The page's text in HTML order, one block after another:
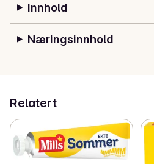
Innhold
Næringsinnhold
Relatert